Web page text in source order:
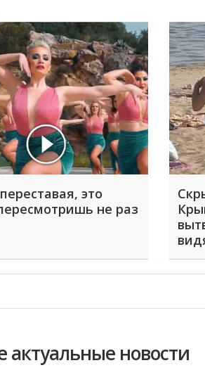
это
не раз
актуальные новости